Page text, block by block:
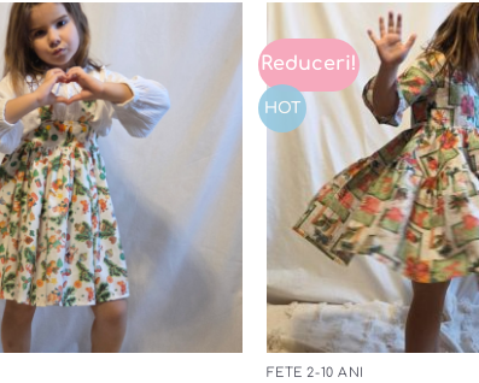
Reduceri!
HOT
FETE 2-10 ANI